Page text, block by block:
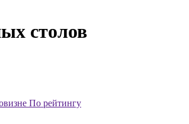
столов
По рейтингу